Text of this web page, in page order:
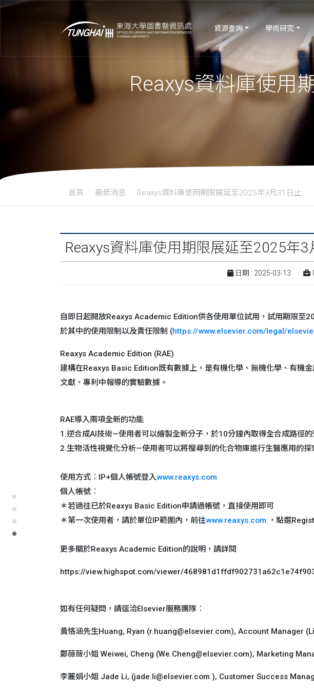
資源查詢 學術研究
Reaxys資料庫使用
首頁 最新消息 Reaxys資料庫使用期限展延至2025年3月31日止
Reaxys資料庫使用期限展延至2025年3
日期 : 2025-03-13
自即日起開放Reaxys Academic Edition供各使用單位試用，試用期限至
於其中的使用限制以及責任限制 (https://www.elsevier.com/legal/
Reaxys Academic Edition (RAE)
建構在Reaxys Basic Edition既有數據上，是有機化學、無機化學、有機
文獻、專利中報導的實驗數據。
RAE導入兩項全新的功能
1.逆合成AI技術—使用者可以繪製全新分子，於10分鐘內取得全合成路徑
2.生物活性視覺化分析—使用者可以將搜尋到的化合物庫進行生醫應用的
使用方式︰IP+個人帳號登入www.reaxys.com
個人帳號︰
＊若過往已於Reaxys Basic Edition申請過帳號，直接使用即可
＊第一次使用者，請於單位IP範圍內，前往www.reaxys.com ，點選
更多關於Reaxys Academic Edition的說明，請詳閱
https://view.highspot.com/viewer/
如有任何疑問，請逕洽Elsevier服務團隊︰
黃恪涵先生Huang, Ryan (r.huang@elsevier.com), Account Manager
鄭薇薇小姐 Weiwei, Cheng (We.Cheng@elsevier.com), Marketing
李麗娟小姐 Jade Li, (jade.li@elsevier.com ), Customer Success